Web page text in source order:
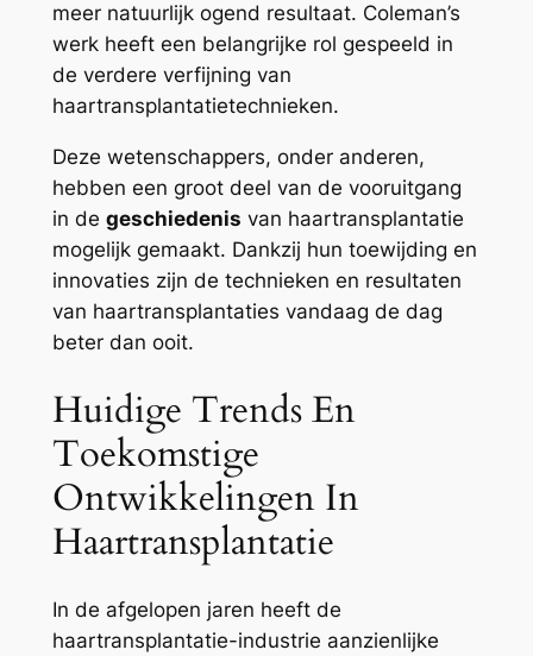
meer natuurlijk ogend resultaat. Coleman’s
werk heeft een belangrijke rol gespeeld in
de verdere verfijning van
haartransplantatietechnieken.
Deze wetenschappers, onder anderen,
hebben een groot deel van de vooruitgang
in de geschiedenis van haartransplantatie
mogelijk gemaakt. Dankzij hun toewijding en
innovaties zijn de technieken en resultaten
van haartransplantaties vandaag de dag
beter dan ooit.
Huidige Trends En
Toekomstige
Ontwikkelingen In
Haartransplantatie
In de afgelopen jaren heeft de
haartransplantatie-industrie aanzienlijke